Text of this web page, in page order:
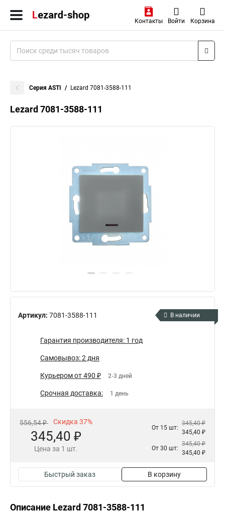
Контакты Войти Корзина
Серия ASTI Lezard 7081-3588-111
Lezard 7081-3588-111
Артикул: 7081-3588-111 В наличии
Гарантия производителя: 1 год
Самовывоз: 2 дня
Курьером от 490 ₽ 2-3 дней
Срочная доставка: 1 день
556,54 ₽ Скидка 37%
345,40 ₽
Цена за 1 шт.
От 15 шт:
345,40 ₽
345,40 ₽
От 30 шт:
345,40 ₽
345,40 ₽
Быстрый заказ В корзину
Описание Lezard 7081-3588-111